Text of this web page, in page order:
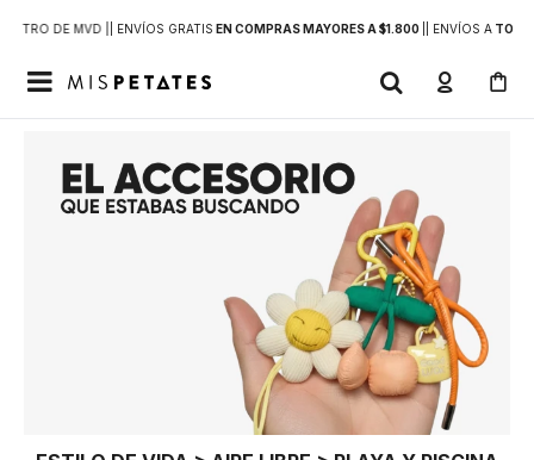
DE MVD | | ENVÍOS GRATIS EN COMPRAS MAYORES A $1.800 | ENVÍOS ATODO
